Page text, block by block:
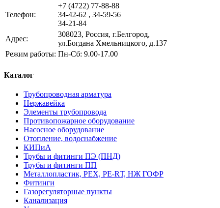
Телефон:
+7 (4722) 77-88-88
34-42-62 , 34-59-56
34-21-84
Адрес:
308023, Россия, г.Белгород,
ул.Богдана Хмельницкого, д.137
Режим работы: Пн-Сб: 9.00-17.00
Каталог
Трубопроводная арматура
Нержавейка
Элементы трубопровода
Противопожарное оборудование
Насосное оборудование
Отопление, водоснабжение
КИПиА
Трубы и фитинги ПЭ (ПНД)
Трубы и фитинги ПП
Металлопластик, РЕХ, РЕ-RТ, НЖ ГОФР
Фитинги
Газорегуляторные пункты
Канализация